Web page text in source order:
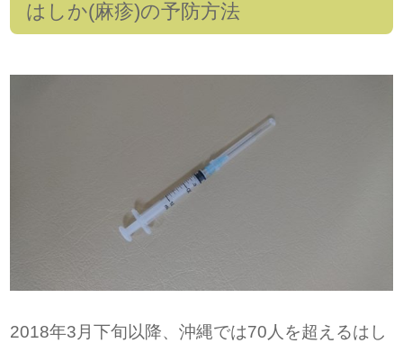
はしか(麻疹)の予防方法
2018年3月下旬以降、沖縄では70人を超えるはし